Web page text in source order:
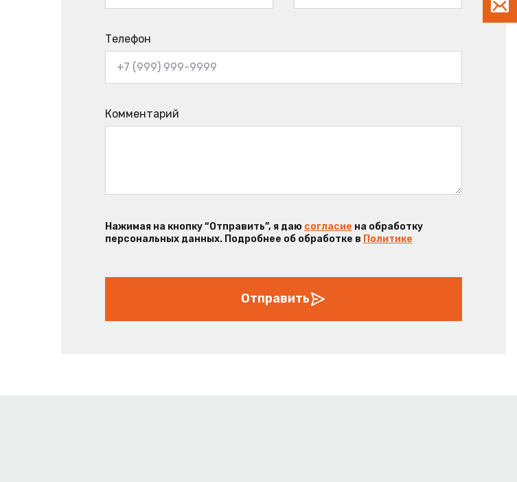
Телефон
Комментарий
Нажимая на кнопку “Отправить”, я даю согласие на обработку
персональных данных. Подробнее об обработке в Политике
Отправить